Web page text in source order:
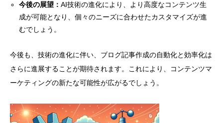
今後の展望：AI技術の進化により、より高度なコンテンツ生
成が可能となり、個々のニーズに合わせたカスタマイズが進
むでしょう。
今後も、技術の進化に伴い、ブログ記事作成の自動化と効率化は
さらに進展することが期待されます。これにより、コンテンツマ
ーケティングの新たな可能性が広がるでしょう。